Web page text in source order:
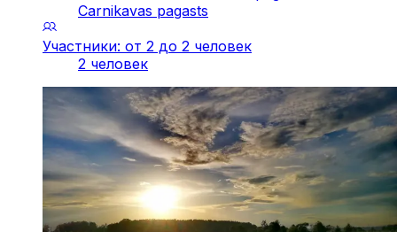
Carnikavas pagasts
Участники: от 2 до 2 человек
2 человек